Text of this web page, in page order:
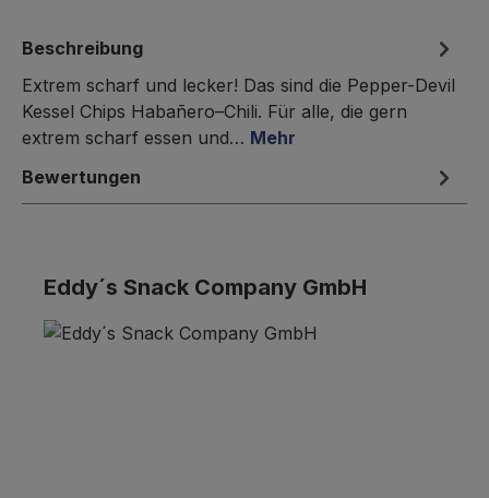
Beschreibung
Extrem scharf und lecker! Das sind die Pepper-Devil
Kessel Chips Habañero–Chili. Für alle, die gern
extrem scharf essen und… Mehr
Bewertungen
Eddy´s Snack Company GmbH